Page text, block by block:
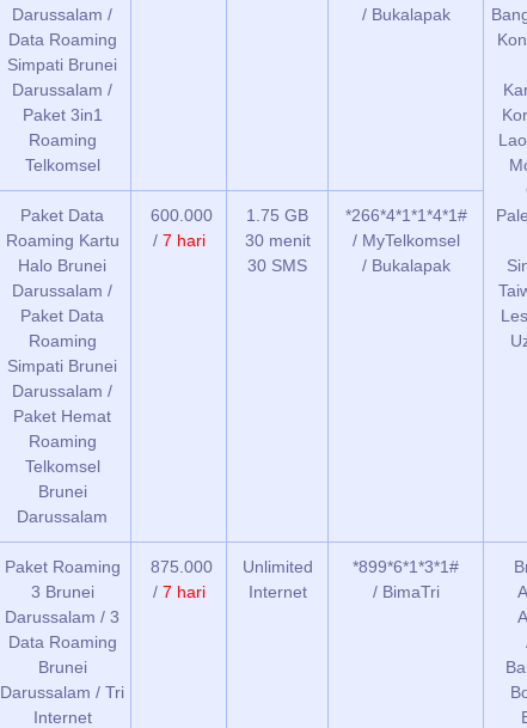
Darussalam /
Data Roaming
Simpati Brunei
Darussalam /
Paket 3in1
Roaming
Telkomsel
/ Bukalapak
Paket Data
Roaming Kartu
Halo Brunei
Darussalam /
Paket Data
Roaming
Simpati Brunei
Darussalam /
Paket Hemat
Roaming
Telkomsel
Brunei
Darussalam
600.000
/ 7 hari
1.75 GB
30 menit
30 SMS
*266*4*1*1*4*1#
/ MyTelkomsel
/ Bukalapak
Paket Roaming
3 Brunei
Darussalam / 3
Data Roaming
Brunei
Darussalam / Tri
Internet
875.000
/ 7 hari
Unlimited
Internet
*899*6*1*3*1#
/ BimaTri